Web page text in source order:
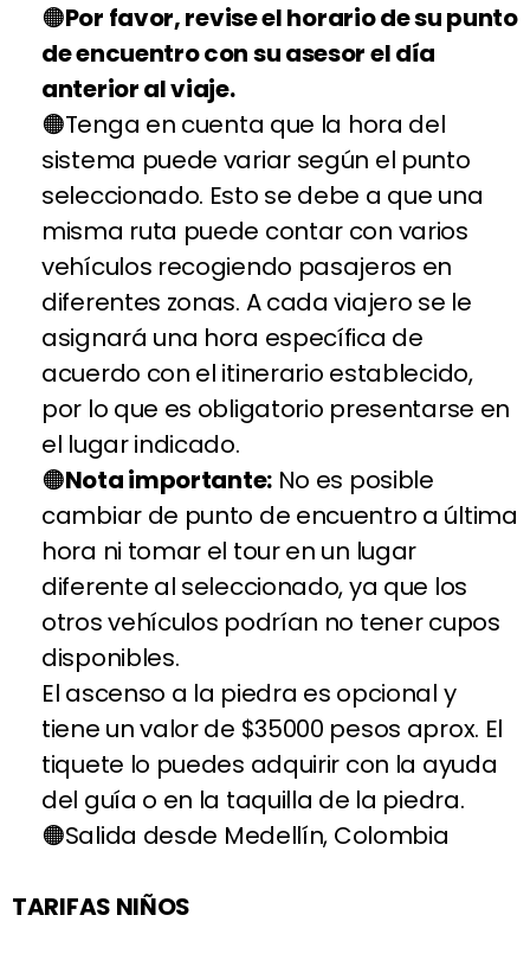
Por favor, revise el horario de su punto
de encuentro con su asesor el día
anterior al viaje.
Tenga en cuenta que la hora del
sistema puede variar según el punto
seleccionado. Esto se debe a que una
misma ruta puede contar con varios
vehículos recogiendo pasajeros en
diferentes zonas. A cada viajero se le
asignará una hora específica de
acuerdo con el itinerario establecido,
por lo que es obligatorio presentarse en
el lugar indicado.
Nota importante:No es posible
cambiar de punto de encuentro a última
hora ni tomar el tour en un lugar
diferente al seleccionado, ya que los
otros vehículos podrían no tener cupos
disponibles.
El ascenso a la piedra es opcional y
tiene un valor de $35000 pesos aprox. El
tiquete lo puedes adquirir con la ayuda
del guía o en la taquilla de la piedra.
Salida desde Medellín, Colombia
TARIFAS NIÑOS